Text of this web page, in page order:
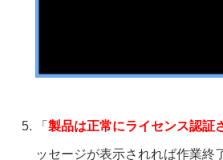
「 製品は正常にライセンス認証
ッセージが表示されれば作業終